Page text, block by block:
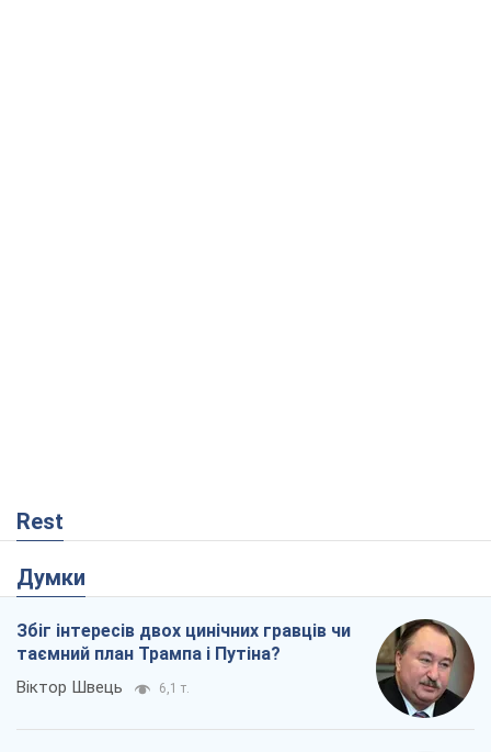
Rest
Думки
Збіг інтересів двох цинічних гравців чи
таємний план Трампа і Путіна?
Віктор Швець 6,1 т.